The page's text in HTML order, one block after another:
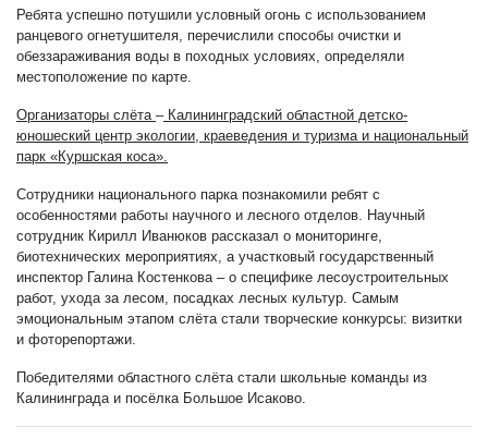
Ребята успешно потушили условный огонь с использованием
ранцевого огнетушителя, перечислили способы очистки и
обеззараживания воды в походных условиях, определяли
местоположение по карте.
Организаторы слёта –Калининградский областной детско-
юношеский центр экологии, краеведения и туризма и национальный
парк «Куршская коса».
Сотрудники национального парка познакомили ребят с
особенностями работы научного и лесного отделов. Научный
сотрудник Кирилл Иванюков рассказал о мониторинге,
биотехнических мероприятиях, а участковый государственный
инспектор Галина Костенкова – о специфике лесоустроительных
работ, ухода за лесом, посадках лесных культур. Самым
эмоциональным этапом слёта стали творческие конкурсы: визитки
и фоторепортажи.
Победителями областного слёта стали школьные команды из
Калининграда и посёлка Большое Исаково.